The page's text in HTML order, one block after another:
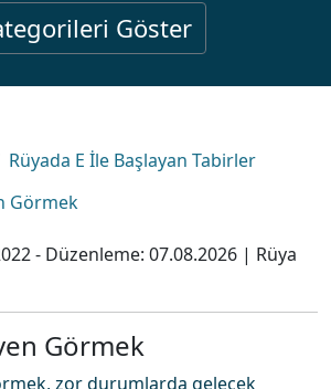
Göster
Rüyada E İle Başlayan Tabirler
Görmek
- Düzenleme: 07.08.2026 | Rüya
Görmek
zor durumlarda gelecek